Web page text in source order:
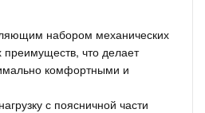
набором механических
преимуществ, что делает
комфортными и
с поясничной части